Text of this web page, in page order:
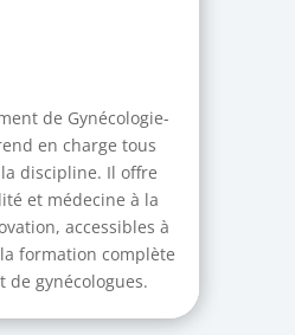
de Gynécologie-
en charge tous
discipline. Il offre
et médecine à la
accessibles à
formation complète
de gynécologues.